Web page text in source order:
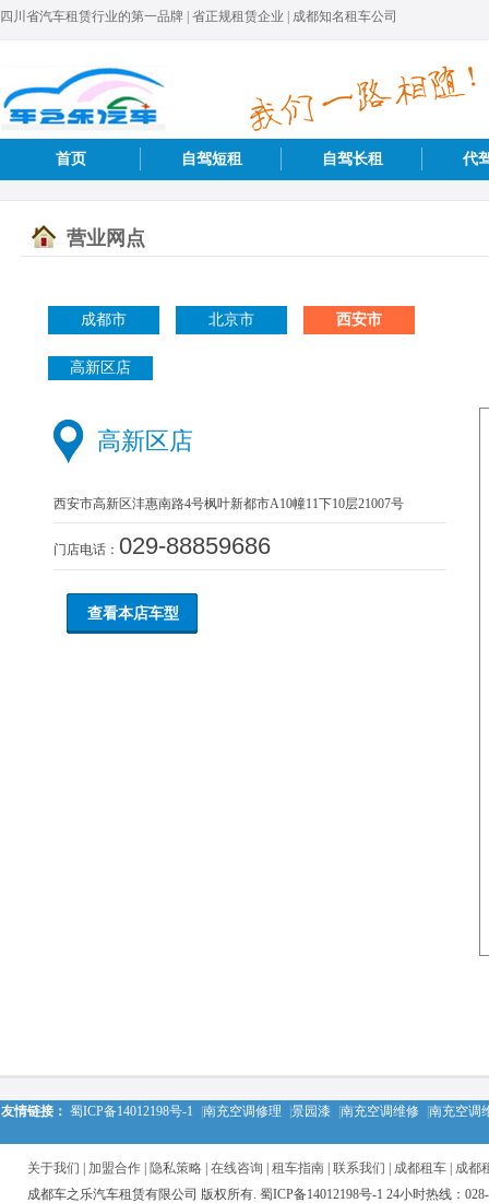
四川省汽车租赁行业的第一品牌 | 省正规租赁企业 | 成都知名租车公司
首页 自驾短租 自驾长租 代
营业网点
成都市 北京市 西安市
高新区店
高新区店
西安市高新区沣惠南路4号枫叶新都市A10幢11下10层21007号
门店电话： 029-88859686
查看本店车型
友情链接： 蜀ICP备14012198号-1 南充空调修理 景园漆 南充空调维修 南充空调
关于我们 加盟合作 隐私策略 在线咨询 租车指南 联系我们 成都租车
成都
成都车之乐汽车租赁有限公司 版权所有. 蜀ICP备14012198号-1 24小时热线：